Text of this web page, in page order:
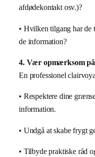
afdødekontakt osv.)?
• Hvilken tilgang har de
de information?
4. Vær opmærksom
En professionel
• Respektere dine
information.
• Undgå at skabe frygt
• Tilbyde praktiske råd